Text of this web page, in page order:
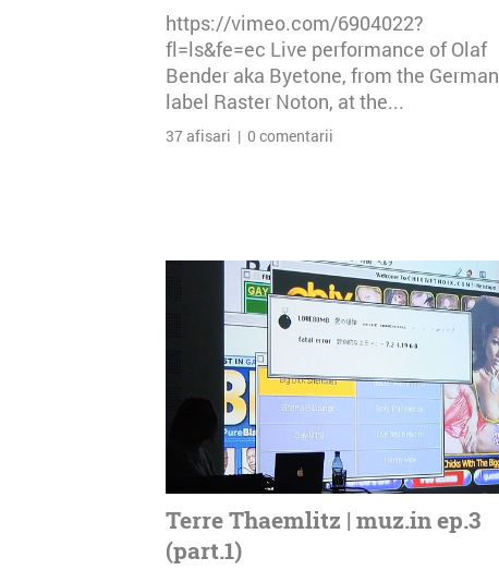
https://vimeo.com/6904022?
fl=ls&fe=ec Live performance of Olaf
Bender aka Byetone, from the German
label Raster Noton, at the...
37 afisari | 0 comentarii
Terre Thaemlitz | muz.in ep.3
(part.1)